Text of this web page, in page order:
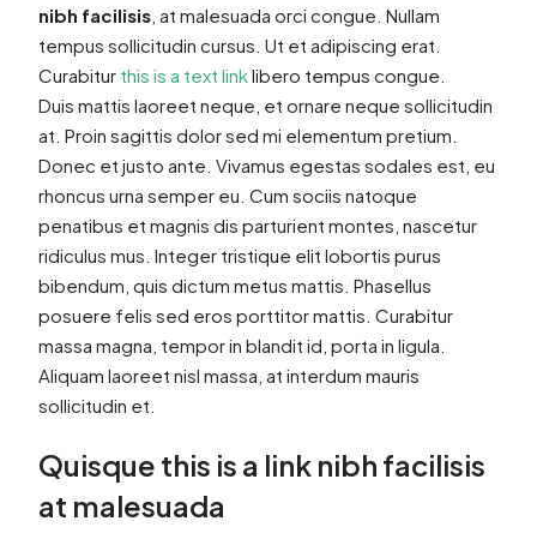
nibh facilisis , at malesuada orci congue. Nullam
tempus sollicitudin cursus. Ut et adipiscing erat.
Curabitur this is a text linklibero tempus congue.
Duis mattis laoreet neque, et ornare neque sollicitudin
at. Proin sagittis dolor sed mi elementum pretium.
Donec et justo ante. Vivamus egestas sodales est, eu
rhoncus urna semper eu. Cum sociis natoque
penatibus et magnis dis parturient montes, nascetur
ridiculus mus. Integer tristique elit lobortis purus
bibendum, quis dictum metus mattis. Phasellus
posuere felis sed eros porttitor mattis. Curabitur
massa magna, tempor in blandit id, porta in ligula.
Aliquam laoreet nisl massa, at interdum mauris
sollicitudin et.
Quisque this is a link nibh facilisis
at malesuada